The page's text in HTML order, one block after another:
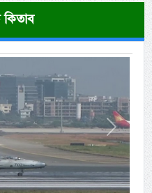
কিতাব
Next